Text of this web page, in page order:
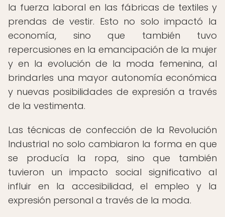
la fuerza laboral en las fábricas de textiles y
prendas de vestir. Esto no solo impactó la
economía, sino que también tuvo
repercusiones en la emancipación de la mujer
y en la evolución de la moda femenina, al
brindarles una mayor autonomía económica
y nuevas posibilidades de expresión a través
de la vestimenta.
Las técnicas de confección de la Revolución
Industrial no solo cambiaron la forma en que
se producía la ropa, sino que también
tuvieron un impacto social significativo al
influir en la accesibilidad, el empleo y la
expresión personal a través de la moda.